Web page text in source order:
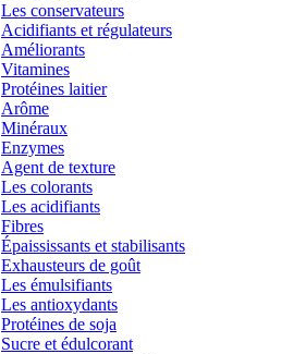
Les conservateurs
Acidifiants et régulateurs
Améliorants
Vitamines
Protéines laitier
Arôme
Minéraux
Enzymes
Agent de texture
Les colorants
Les acidifiants
Fibres
Épaississants et stabilisants
Exhausteurs de goût
Les émulsifiants
Les antioxydants
Protéines de soja
Sucre et édulcorant